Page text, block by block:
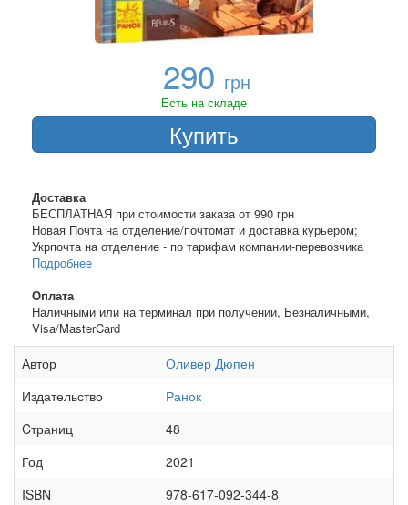
290 грн
Есть на складе
Купить
Доставка
БЕСПЛАТНАЯ при стоимости заказа от 990 грн
Новая Почта на отделение/почтомат и доставка курьером;
Укрпочта на отделение - по тарифам компании-перевозчика
Подробнее
Оплата
Наличными или на терминал при получении, Безналичными,
Visa/MasterCard
Автор
Оливер Дюпен
Издательство
Ранок
Cтраниц
48
Год
2021
ISBN
978-617-092-344-8